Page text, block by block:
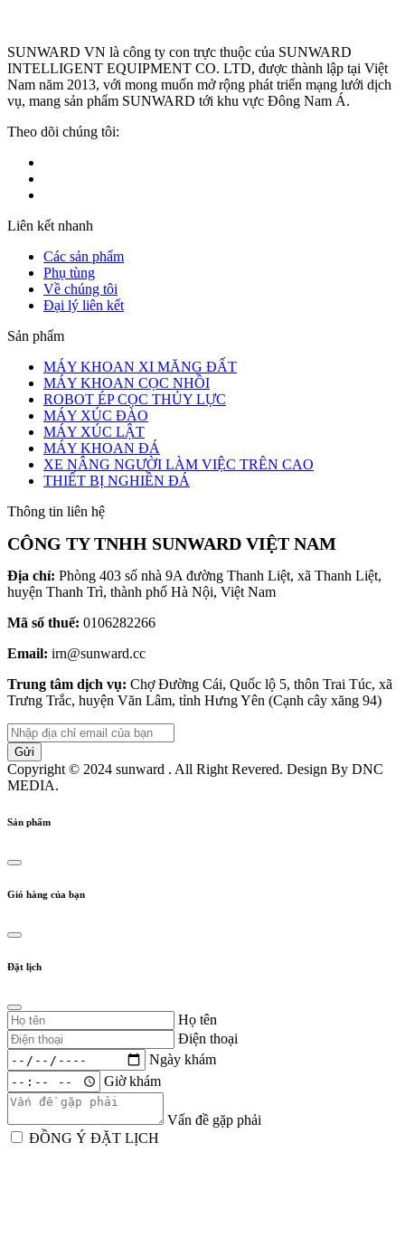
SUNWARD VN là công ty con trực thuộc của SUNWARD
INTELLIGENT EQUIPMENT CO. LTD, được thành lập tại Việt
Nam năm 2013, với mong muốn mở rộng phát triển mạng lưới dịch
vụ, mang sản phẩm SUNWARD tới khu vực Đông Nam Á.
Theo dõi chúng tôi:
Liên kết nhanh
Các sản phẩm
Phụ tùng
Về chúng tôi
Đại lý liên kết
Sản phẩm
MÁY KHOAN XI MĂNG ĐẤT
MÁY KHOAN CỌC NHỒI
ROBOT ÉP CỌC THỦY LỰC
MÁY XÚC ĐÀO
MÁY XÚC LẬT
MÁY KHOAN ĐÁ
XE NÂNG NGƯỜI LÀM VIỆC TRÊN CAO
THIẾT BỊ NGHIỀN ĐÁ
Thông tin liên hệ
CÔNG TY TNHH SUNWARD VIỆT NAM
Địa chỉ: Phòng 403 số nhà 9A đường Thanh Liệt, xã Thanh Liệt,
huyện Thanh Trì, thành phố Hà Nội, Việt Nam
Mã số thuế: 0106282266
Email: irn@sunward.cc
Trung tâm dịch vụ: Chợ Đường Cái, Quốc lộ 5, thôn Trai Túc, xã
Trưng Trắc, huyện Văn Lâm, tỉnh Hưng Yên (Cạnh cây xăng 94)
Copyright © 2024 sunward . All Right Revered. Design By DNC
MEDIA.
Sản phẩm
Giỏ hàng của bạn
Đặt lịch
Họ tên
Điện thoại
Ngày khám
Giờ khám
Vấn đề gặp phải
ĐỒNG Ý ĐẶT LỊCH